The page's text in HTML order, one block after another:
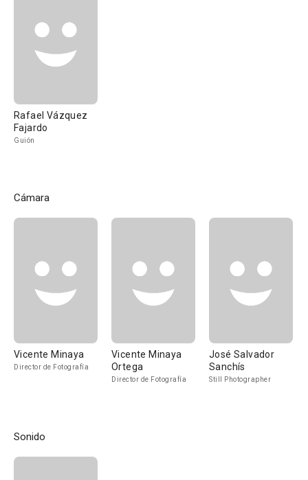
Rafael Vázquez
Fajardo
Guión
Cámara
Vicente Minaya
Director de Fotografía
Vicente Minaya
Ortega
Director de Fotografía
José Salvador
Sanchís
Still Photographer
Sonido